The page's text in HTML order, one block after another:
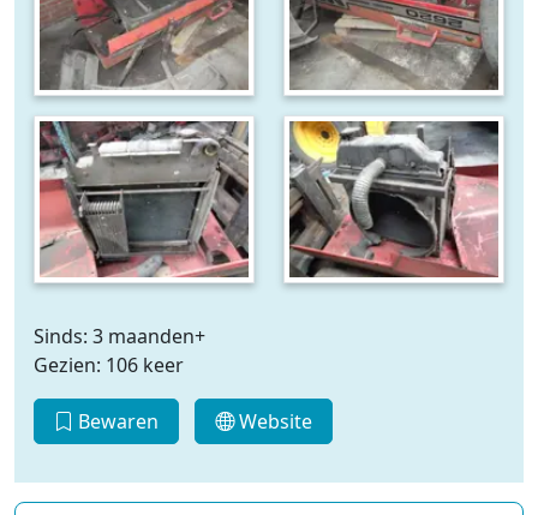
Sinds: 3 maanden+
Gezien: 106 keer
Bewaren Website